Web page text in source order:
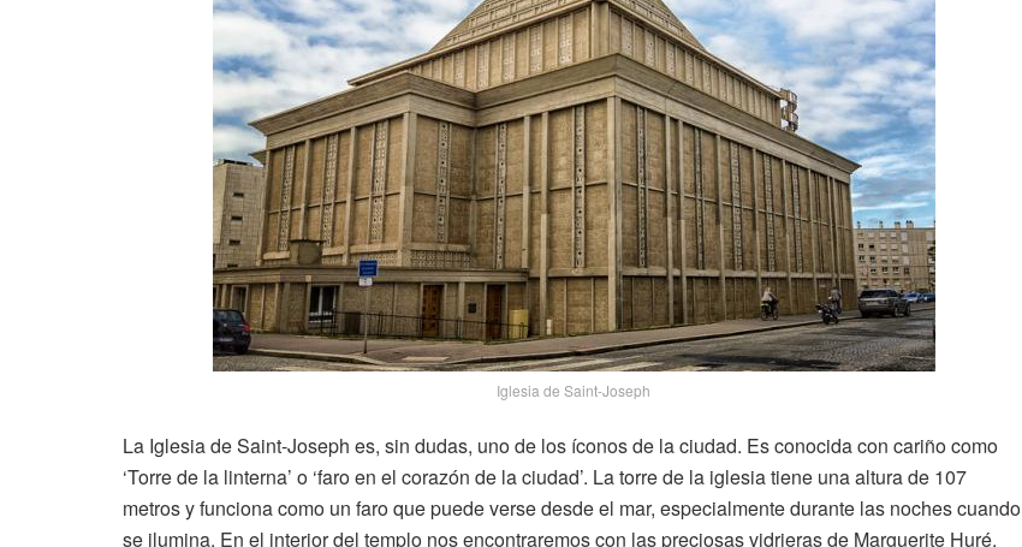
Iglesia de Saint-Joseph
La Iglesia de Saint-Joseph es, sin dudas, uno de los íconos de la ciudad. Es conocida con cariño como
‘Torre de la linterna’ o ‘faro en el corazón de la ciudad’. La torre de la iglesia tiene una altura de 107
metros y funciona como un faro que puede verse desde el mar, especialmente durante las noches cuando
se ilumina. En el interior del templo nos encontraremos con las preciosas vidrieras de Marguerite Huré.